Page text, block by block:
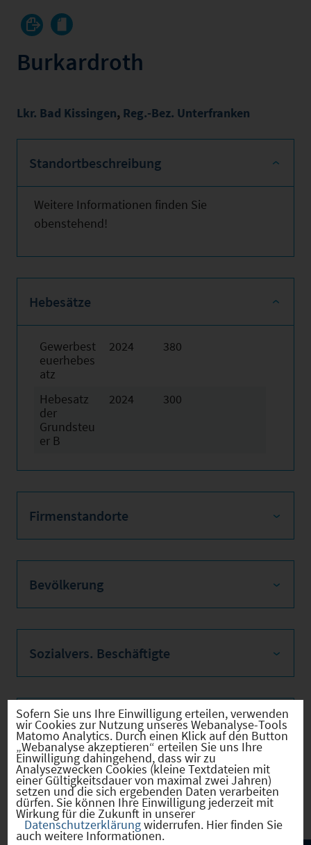
Burkardroth
Lkr. Bad Kissingen, Reg.-Bez. Unterfranken
Standortbeschreibung
Weitere Informationen finden Sie
obenstehend!
Hebesätze
Gewerbest
euerhebes
atz
2024 380
Hebesatz
der
Grundsteu
er B
2024 300
Firmenstandorte
Bevölkerung
Sozialvers. Beschäftigte
Verkehrsinfrastruktur
Kommunale Infrastruktur
Sofern Sie uns Ihre Einwilligung erteilen, verwenden
wir Cookies zur Nutzung unseres Webanalyse-Tools
Matomo Analytics. Durch einen Klick auf den Button
„Webanalyse akzeptieren“ erteilen Sie uns Ihre
Einwilligung dahingehend, dass wir zu
Analysezwecken Cookies (kleine Textdateien mit
einer Gültigkeitsdauer von maximal zwei Jahren)
setzen und die sich ergebenden Daten verarbeiten
dürfen. Sie können Ihre Einwilligung jederzeit mit
Wirkung für die Zukunft in unserer
Datenschutzerklärungwiderrufen. Hier finden Sie
auch weitere Informationen.